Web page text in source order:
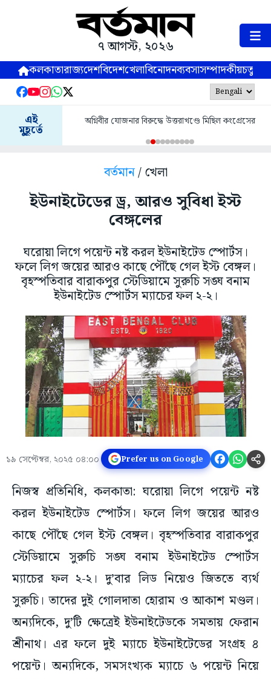
৭ আগস্ট, ২০২৬
কলকাতারাজ্যদেশবিদেশখেলাবিনোদনব্যবসাসম্পাদকীয়
এই
মুহূর্তে
অগ্নিবীর যোজনার বিরুদ্ধে উত্তরাখণ্ডে মিছিল কংগ্রেসের
বর্তমান/ খেলা
ইউনাইটেডের ড্র, আরও সুবিধা ইস্ট
বেঙ্গলের
ঘরোয়া লিগে পয়েন্ট নষ্ট করল ইউনাইটেড স্পোর্টস।
ফলে লিগ জয়ের আরও কাছে পৌঁছে গেল ইস্ট বেঙ্গল।
বৃহস্পতিবার বারাকপুর স্টেডিয়ামে সুরুচি সঙ্ঘ বনাম
ইউনাইটেড স্পোর্টস ম্যাচের ফল ২-২।
১৯ সেপ্টেম্বর, ২০২৫ ০৪:০০ Prefer us on Google
নিজস্ব প্রতিনিধি, কলকাতা: ঘরোয়া লিগে পয়েন্ট নষ্ট
করল ইউনাইটেড স্পোর্টস। ফলে লিগ জয়ের আরও
কাছে পৌঁছে গেল ইস্ট বেঙ্গল। বৃহস্পতিবার বারাকপুর
স্টেডিয়ামে সুরুচি সঙ্ঘ বনাম ইউনাইটেড স্পোর্টস
ম্যাচের ফল ২-২। দু’বার লিড নিয়েও জিততে ব্যর্থ
সুরুচি। তাদের দুই গোলদাতা হোরাম ও আকাশ মণ্ডল।
অন্যদিকে, দু’টি ক্ষেত্রেই ইউনাইটেডকে সমতায় ফেরান
শ্রীনাথ। এর ফলে দুই ম্যাচে ইউনাইটেডের সংগ্রহ ৪
পয়েন্ট। অন্যদিকে, সমসংখ্যক ম্যাচে ৬ পয়েন্ট নিয়ে